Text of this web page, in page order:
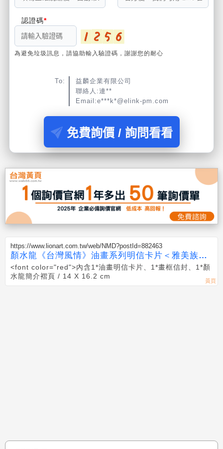
認證碼
為避免垃圾訊息，請協助輸入驗證碼，謝謝您的耐心
To:
益麟企業有限公司
聯絡人:連**
Email:e***k*@elink-pm.com
免費詢價 / 詢問看看
https://www.lionart.com.tw/web/NMD?postId=882463
顏水龍《台灣風情》油畫系列明信卡片＜雅美族小
孩＞
<font color="red">內含1*油畫明信卡片、1*畫框信封、1*顏
水龍簡介褶頁 / 14 X 16.2 cm